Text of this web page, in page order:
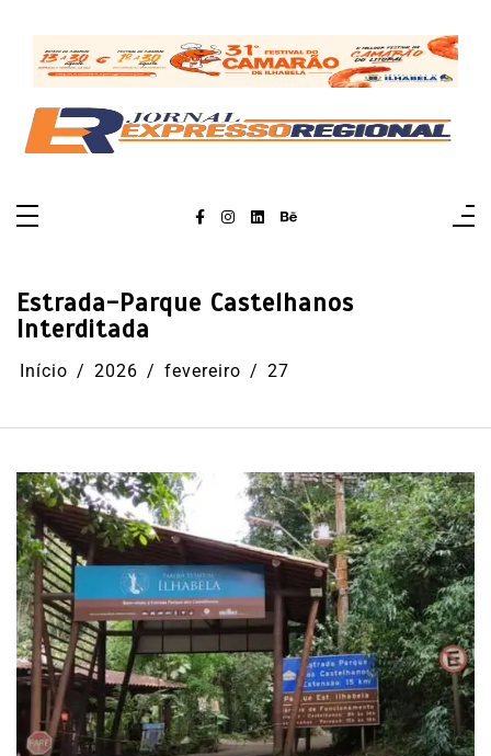
conteúdo
Estrada-Parque Castelhanos
Interditada
Início 2026 fevereiro 27